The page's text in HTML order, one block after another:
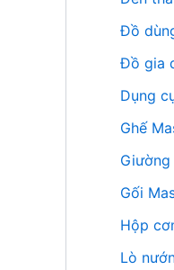
Đồ
Đồ gia
Dụng
Ghế
Giường
Gối
Hộp
Lò